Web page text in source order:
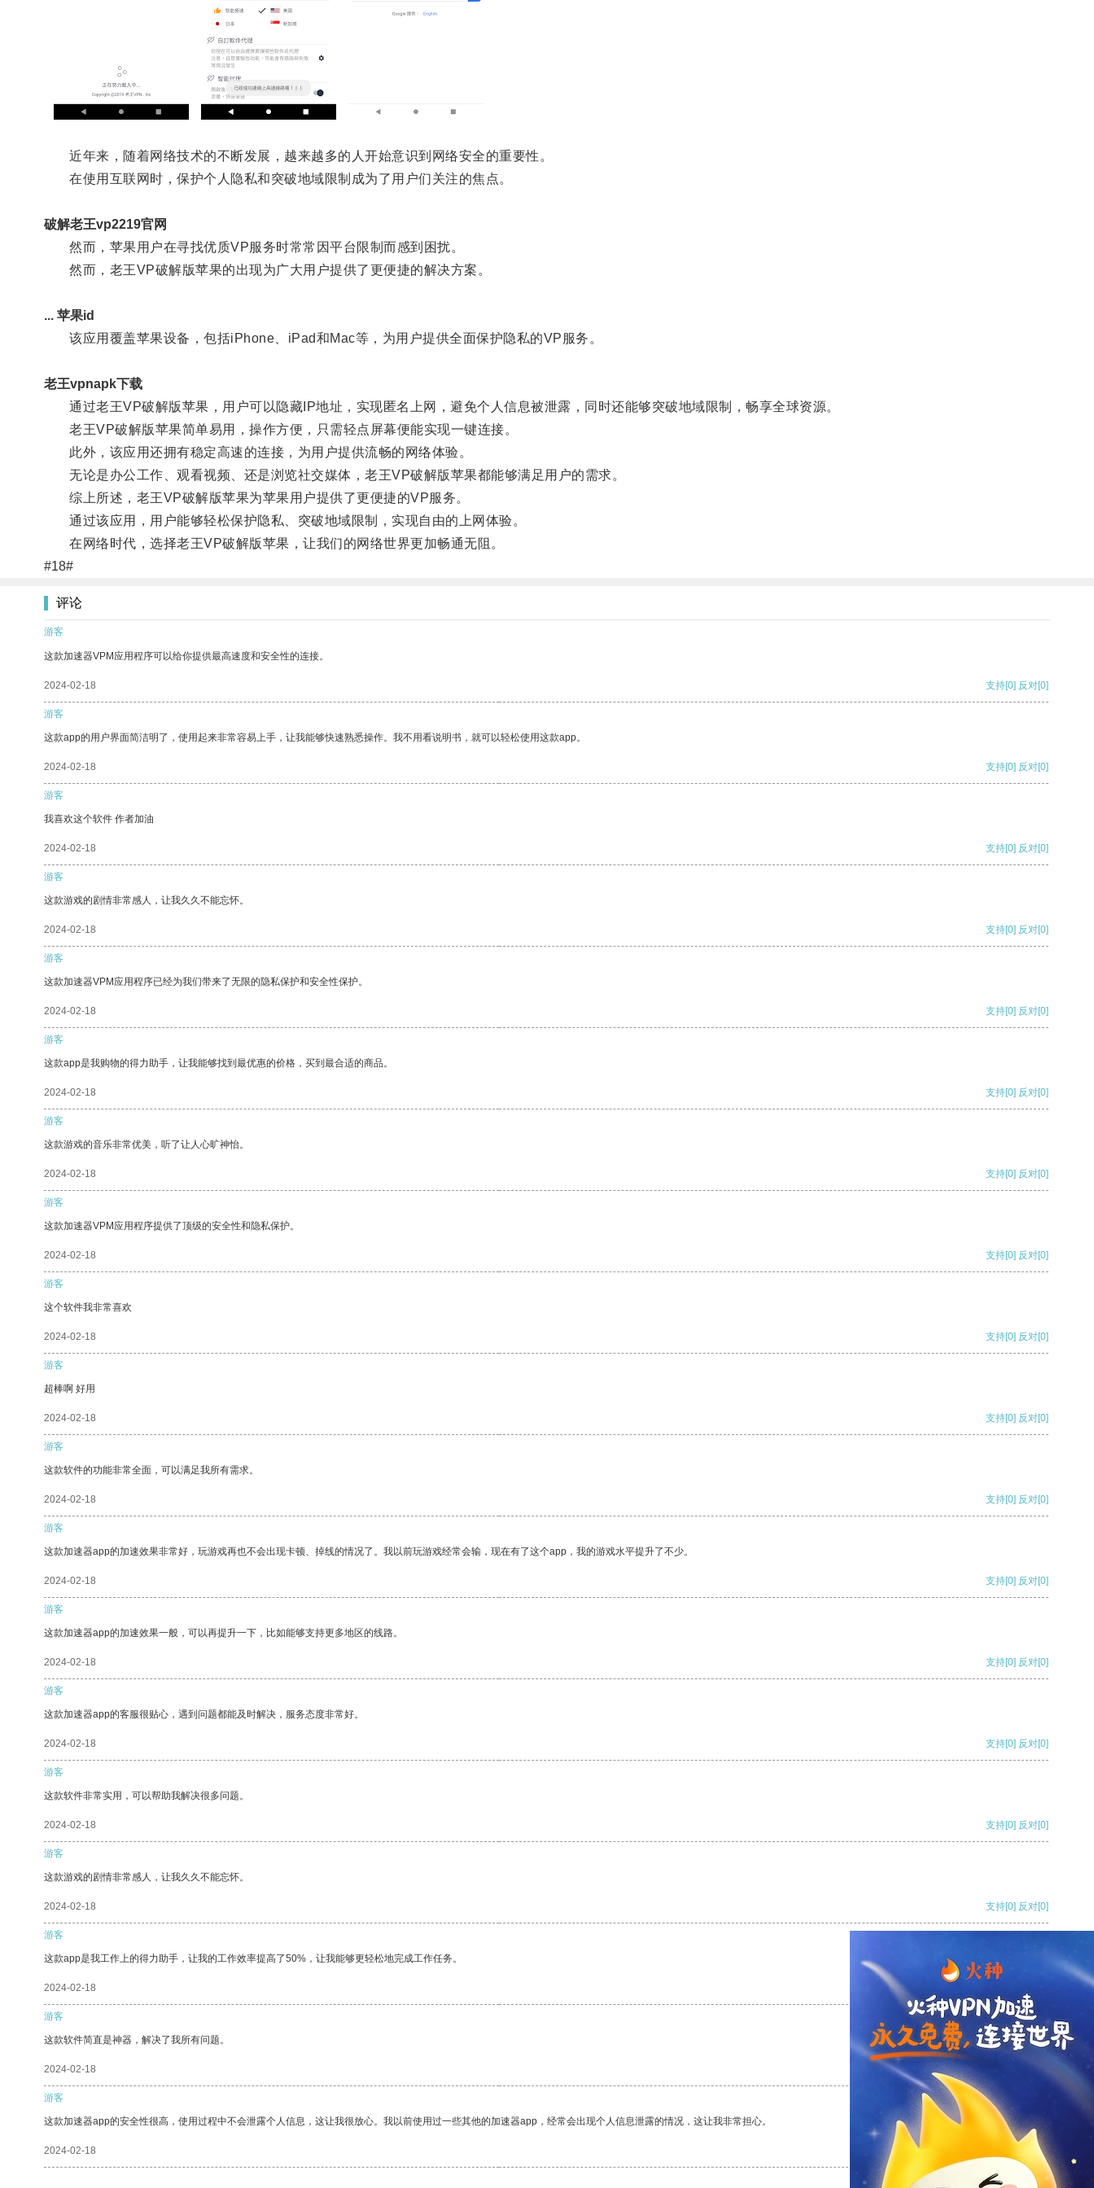
近年来，随着网络技术的不断发展，越来越多的人开始意识到网络安全的重要性。
在使用互联网时，保护个人隐私和突破地域限制成为了用户们关注的焦点。
破解老王vp2219官网
然而，苹果用户在寻找优质VP服务时常常因平台限制而感到困扰。
然而，老王VP破解版苹果的出现为广大用户提供了更便捷的解决方案。
... 苹果id
该应用覆盖苹果设备，包括iPhone、iPad和Mac等，为用户提供全面保护隐私的VP服务。
老王vpnapk下载
通过老王VP破解版苹果，用户可以隐藏IP地址，实现匿名上网，避免个人信息被泄露，同时还能够突破地域限制，畅享全球资源。
老王VP破解版苹果简单易用，操作方便，只需轻点屏幕便能实现一键连接。
此外，该应用还拥有稳定高速的连接，为用户提供流畅的网络体验。
无论是办公工作、观看视频、还是浏览社交媒体，老王VP破解版苹果都能够满足用户的需求。
综上所述，老王VP破解版苹果为苹果用户提供了更便捷的VP服务。
通过该应用，用户能够轻松保护隐私、突破地域限制，实现自由的上网体验。
在网络时代，选择老王VP破解版苹果，让我们的网络世界更加畅通无阻。
#18#
评论
游客
这款加速器VPM应用程序可以给你提供最高速度和安全性的连接。
2024-02-18 支持[0] 反对[0]
游客
这款app的用户界面简洁明了，使用起来非常容易上手，让我能够快速熟悉操作。我不用看说明书，就可以轻松使用这款app。
2024-02-18 支持[0] 反对[0]
游客
我喜欢这个软件 作者加油
2024-02-18 支持[0] 反对[0]
游客
这款游戏的剧情非常感人，让我久久不能忘怀。
2024-02-18 支持[0] 反对[0]
游客
这款加速器VPM应用程序已经为我们带来了无限的隐私保护和安全性保护。
2024-02-18 支持[0] 反对[0]
游客
这款app是我购物的得力助手，让我能够找到最优惠的价格，买到最合适的商品。
2024-02-18 支持[0] 反对[0]
游客
这款游戏的音乐非常优美，听了让人心旷神怡。
2024-02-18 支持[0] 反对[0]
游客
这款加速器VPM应用程序提供了顶级的安全性和隐私保护。
2024-02-18 支持[0] 反对[0]
游客
这个软件我非常喜欢
2024-02-18 支持[0] 反对[0]
游客
超棒啊 好用
2024-02-18 支持[0] 反对[0]
游客
这款软件的功能非常全面，可以满足我所有需求。
2024-02-18 支持[0] 反对[0]
游客
这款加速器app的加速效果非常好，玩游戏再也不会出现卡顿、掉线的情况了。我以前玩游戏经常会输，现在有了这个app，我的游戏水平提升了不少。
2024-02-18 支持[0] 反对[0]
游客
这款加速器app的加速效果一般，可以再提升一下，比如能够支持更多地区的线路。
2024-02-18 支持[0] 反对[0]
游客
这款加速器app的客服很贴心，遇到问题都能及时解决，服务态度非常好。
2024-02-18 支持[0] 反对[0]
游客
这款软件非常实用，可以帮助我解决很多问题。
2024-02-18 支持[0] 反对[0]
游客
这款游戏的剧情非常感人，让我久久不能忘怀。
2024-02-18 支持[0] 反对[0]
游客
这款app是我工作上的得力助手，让我的工作效率提高了50%，让我能够更轻松地完成工作任务。
2024-02-18
游客
这款软件简直是神器，解决了我所有问题。
2024-02-18 反对
游客
这款加速器app的安全性很高，使用过程中不会泄露个人信息，这让我很放心。我以前使用过一些其他的加速器app，经常会出现个人信息泄露的情况，这让我非常担心。
2024-02-18 反对[0]